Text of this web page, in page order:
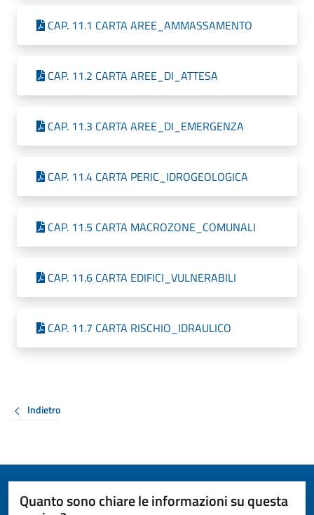
CAP. 11.1 CARTA AREE_AMMASSAMENTO
CAP. 11.2 CARTA AREE_DI_ATTESA
CAP. 11.3 CARTA AREE_DI_EMERGENZA
CAP. 11.4 CARTA PERIC_IDROGEOLOGICA
CAP. 11.5 CARTA MACROZONE_COMUNALI
CAP. 11.6 CARTA EDIFICI_VULNERABILI
CAP. 11.7 CARTA RISCHIO_IDRAULICO
Indietro
Quanto sono chiare le informazioni su questa